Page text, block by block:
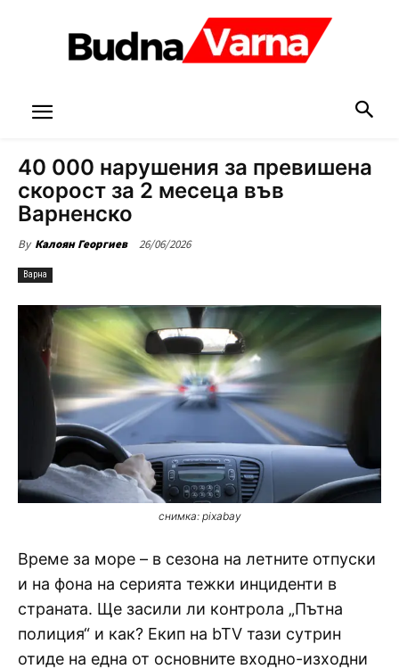
40 000 нарушения за превишена
скорост за 2 месеца във
Варненско
By Калоян Георгиев 26/06/2026
Варна
снимка: pixabay
Време за море – в сезона на летните отпуски
и на фона на серията тежки инциденти в
страната. Ще засили ли контрола „Пътна
полиция“ и как? Екип на bTV тази сутрин
отиде на една от основните входно-изходни